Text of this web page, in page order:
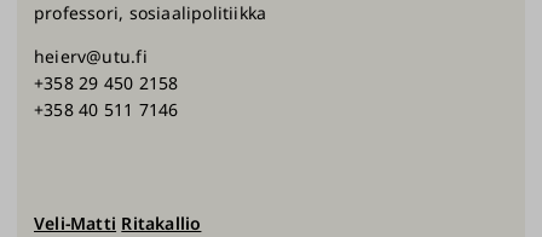
professori, sosiaalipolitiikka
heierv@utu.fi
+358 29 450 2158
+358 40 511 7146
Veli-Matti Ritakallio